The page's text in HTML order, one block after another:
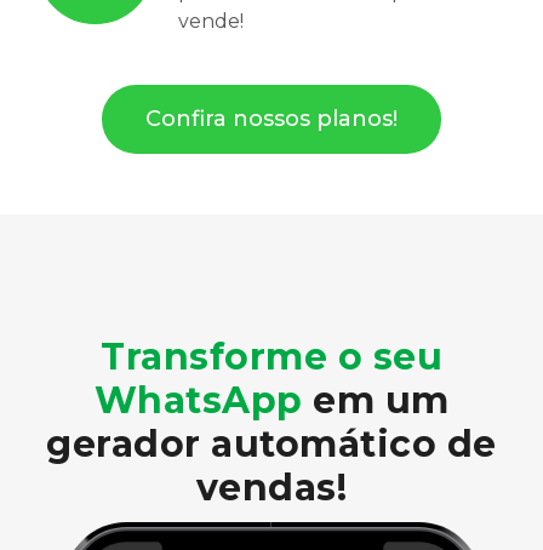
vende!
Confira nossos planos!
Transforme o seu
WhatsApp em um
gerador automático de
vendas!